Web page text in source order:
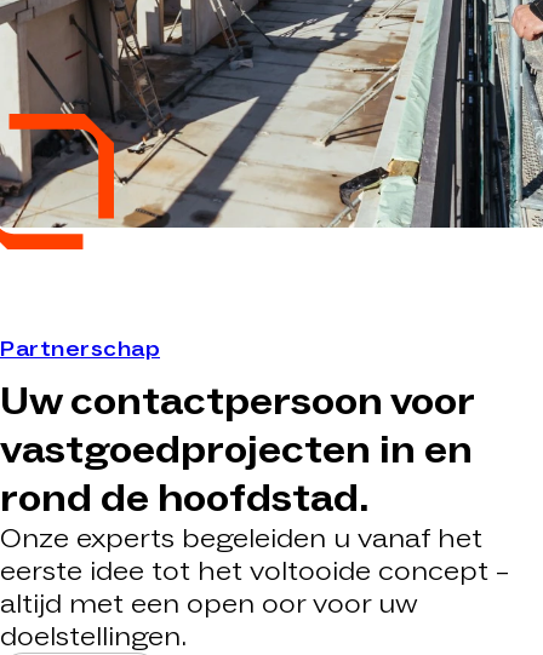
Partnerschap
Uw contactpersoon voor
vastgoedprojecten in en
rond de hoofdstad.
Onze experts begeleiden u vanaf het
eerste idee tot het voltooide concept –
altijd met een open oor voor uw
doelstellingen.